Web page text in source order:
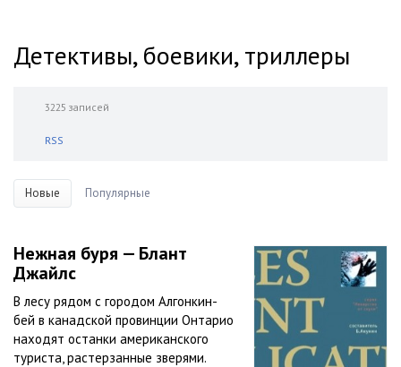
Детективы, боевики, триллеры
3225 записей
RSS
Новые Популярные
Нежная буря — Блант
Джайлс
В лесу рядом с городом Алгонкин-
бей в канадской провинции Онтарио
находят останки американского
туриста, растерзанные зверями.